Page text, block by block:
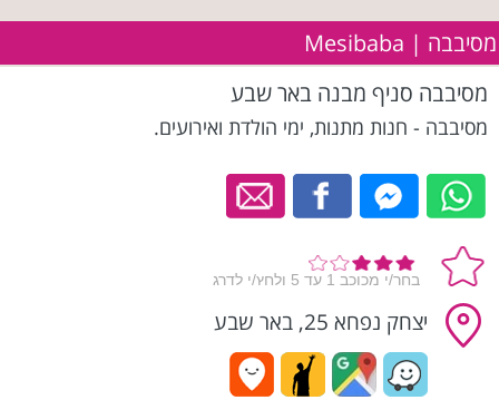
מסיבבה | Mesibaba
מסיבבה סניף מבנה באר שבע
מסיבבה - חנות מתנות, ימי הולדת ואירועים.
יצחק נפחא 25, באר שבע